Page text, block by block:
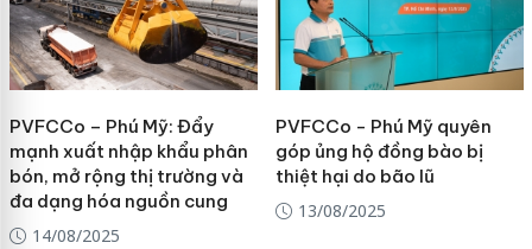
PVFCCo – Phú Mỹ: Đẩy
mạnh xuất nhập khẩu phân
bón, mở rộng thị trường và
đa dạng hóa nguồn cung
14/08/2025
PVFCCo - Phú Mỹ quyên
góp ủng hộ đồng bào bị
thiệt hại do bão lũ
13/08/2025